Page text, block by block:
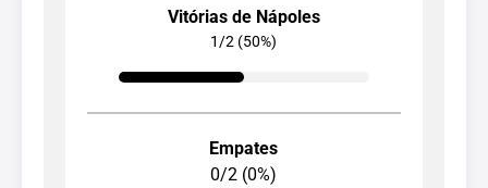
Vitórias de Nápoles
1/2 (50%)
Empates
0/2 (0%)